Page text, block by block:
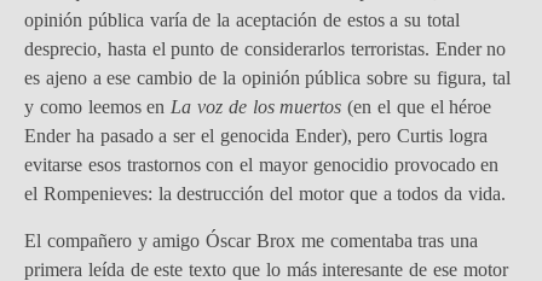
opinión pública varía de la aceptación de estos a su total
desprecio, hasta el punto de considerarlos terroristas. Ender no
es ajeno a ese cambio de la opinión pública sobre su figura, tal
y como leemos en La voz de los muertos(en el que el héroe
Ender ha pasado a ser el genocida Ender), pero Curtis logra
evitarse esos trastornos con el mayor genocidio provocado en
el Rompenieves: la destrucción del motor que a todos da vida.
El compañero y amigo Óscar Brox me comentaba tras una
primera leída de este texto que lo más interesante de ese motor